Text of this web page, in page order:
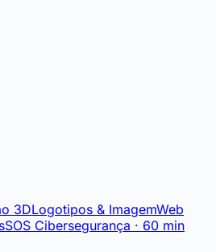
3DLogotipos & ImagemWeb
SOS Cibersegurança · 60 min